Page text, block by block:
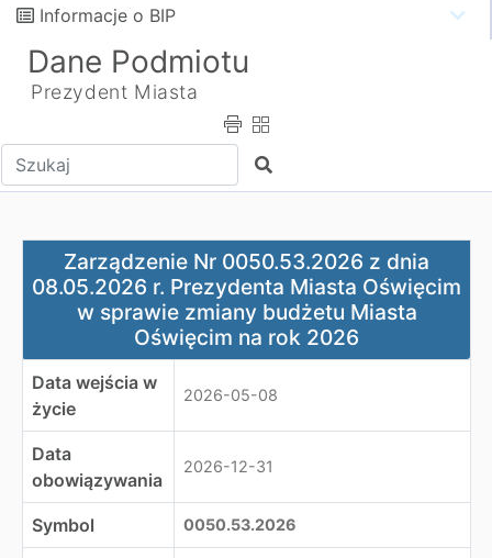
Informacje o BIP
Dane Podmiotu
Prezydent Miasta
Wpisz tekst do wyszukania Szukaj
Zarządzenie Nr 0050.53.2026 z dnia 08.05.2026 r.
Zarządzenie Nr 0050.53.2026 z dnia
08.05.2026 r. Prezydenta Miasta Oświęcim
w sprawie zmiany budżetu Miasta
Oświęcim na rok 2026
Data wejścia w
życie
2026-05-08
Data
obowiązywania
2026-12-31
Symbol 0050.53.2026